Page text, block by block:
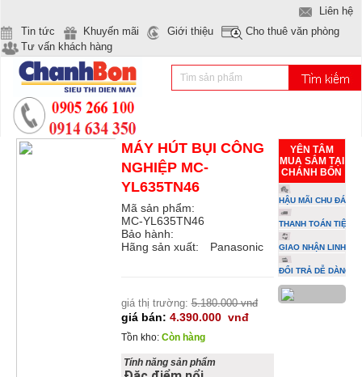
Liên hệ
Tin tức
Khuyến mãi Giới thiệu
Cho thuê văn phòng
Tư vấn khách hàng
MÁY HÚT BỤI CÔNG
NGHIỆP MC-
YL635TN46
Mã sản phẩm:
MC-YL635TN46
Bảo hành:
Hãng sản xuất:
Panasonic
giá thị trường:5.180.000 vnđ
giá bán: 4.390.000 vnđ
Tồn kho: Còn hàng
Tính năng sản phẩm
YÊN TÂM
MUA SẮM TẠI
CHÁNH BỔN
HẬU MÃI CHU ĐÁO
THANH TOÁN TIỆN
GIAO NHẬN LINH
ĐỔI TRẢ DỄ DÀNG